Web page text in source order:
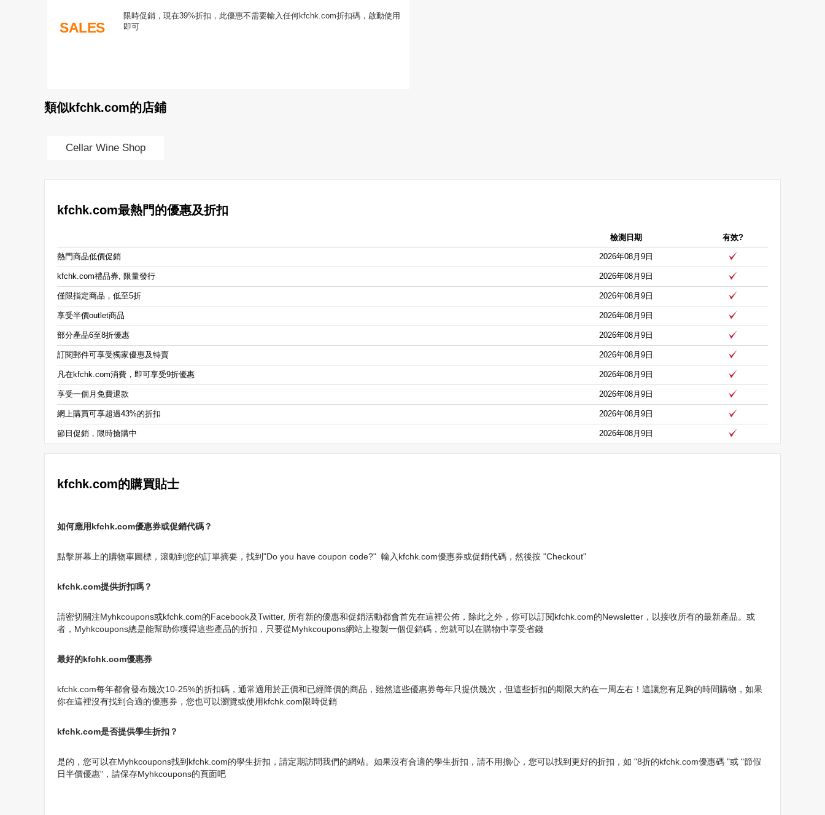
SALES
限時促銷，現在39%折扣，此優惠不需要輸入任何kfchk.com折扣碼，啟動使用
即可
類似kfchk.com的店鋪
Cellar Wine Shop
kfchk.com最熱門的優惠及折扣
檢測日期 有效?
熱門商品低價促銷 2026年08月9日
kfchk.com禮品券, 限量發行 2026年08月9日
僅限指定商品，低至5折 2026年08月9日
享受半價outlet商品 2026年08月9日
部分產品6至8折優惠 2026年08月9日
訂閱郵件可享受獨家優惠及特賣 2026年08月9日
凡在kfchk.com消費，即可享受9折優惠 2026年08月9日
享受一個月免費退款 2026年08月9日
網上購買可享超過43%的折扣 2026年08月9日
節日促銷，限時搶購中 2026年08月9日
kfchk.com的購買貼士
如何應用kfchk.com優惠券或促銷代碼？
點擊屏幕上的購物車圖標，滾動到您的訂單摘要，找到"Do you have coupon code?" 輸入kfchk.com優惠券或促銷代碼，然後按 "Checkout"
kfchk.com提供折扣嗎？
請密切關注Myhkcoupons或kfchk.com的Facebook及Twitter, 所有新的優惠和促銷活動都會首先在這裡公佈，除此之外，你可以訂閱kfchk.com的Newsletter，以接收所有的最新產品。或
者，Myhkcoupons總是能幫助你獲得這些產品的折扣，只要從Myhkcoupons網站上複製一個促銷碼，您就可以在購物中享受省錢
最好的kfchk.com優惠券
kfchk.com每年都會發布幾次10-25%的折扣碼，通常適用於正價和已經降價的商品，雖然這些優惠券每年只提供幾次，但這些折扣的期限大約在一周左右！這讓您有足夠的時間購物，如果
你在這裡沒有找到合適的優惠券，您也可以瀏覽或使用kfchk.com限時促銷
kfchk.com是否提供學生折扣？
是的，您可以在Myhkcoupons找到kfchk.com的學生折扣，請定期訪問我們的網站。如果沒有合適的學生折扣，請不用擔心，您可以找到更好的折扣，如 "8折的kfchk.com優惠碼 "或 "節假
日半價優惠"，請保存Myhkcoupons的頁面吧